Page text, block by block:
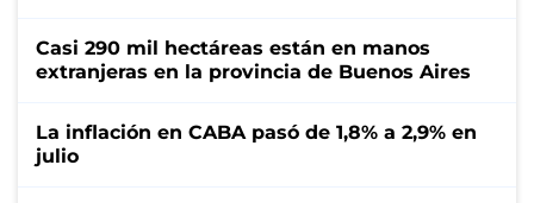
Casi 290 mil hectáreas están en manos
extranjeras en la provincia de Buenos Aires
La inflación en CABA pasó de 1,8% a 2,9% en
julio